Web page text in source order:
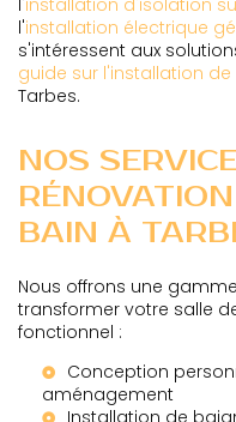
l'installation électrique
s'intéressent aux
guide sur l'installation
Tarbes.
NOS
BAIN À
Nous offrons une
transformer votre salle
fonctionnel :
Conception
aménagement
Installation de